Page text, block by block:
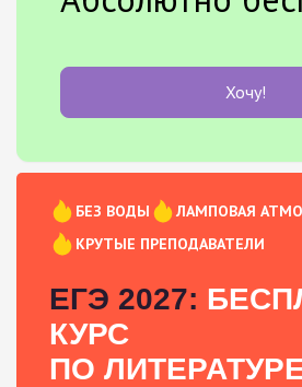
Хочу!
БЕЗ ВОДЫ
ЛАМПОВАЯ
КРУТЫЕ ПРЕПОДАВАТЕЛИ
ЕГЭ 2027:
КУРС
ПО